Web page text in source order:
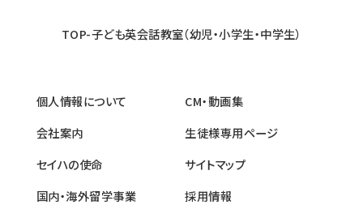
TOP-子ども英会話教室（幼児・小学生・中学生）
個人情報について
会社案内
セイハの使命
国内・海外留学事業
CM・動画集
生徒様専用ページ
サイトマップ
採用情報